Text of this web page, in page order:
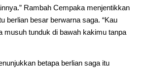
Rambah Cempaka menjentikkan
berlian besar berwarna saga. “Kau
musuh tunduk di bawah kakimu tanpa
betapa berlian saga itu